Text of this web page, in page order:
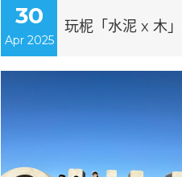
30
Apr 2025